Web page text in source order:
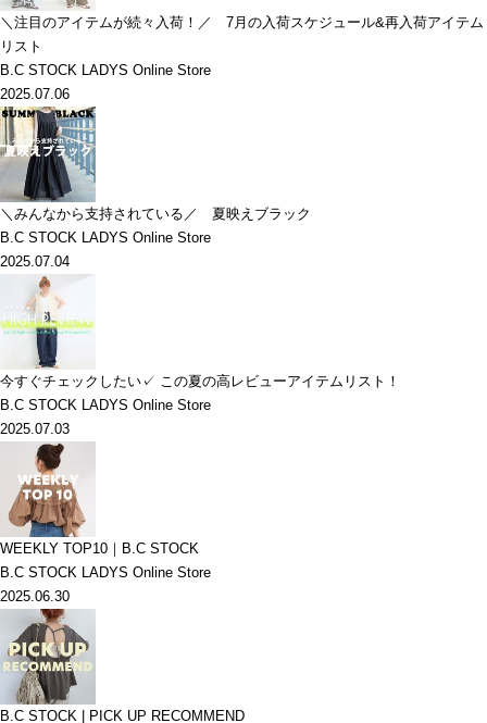
＼注目のアイテムが続々入荷！／ 7月の入荷スケジュール&再入荷アイテム
リスト
B.C STOCK LADYS Online Store
2025.07.06
＼みんなから支持されている／ 夏映えブラック
B.C STOCK LADYS Online Store
2025.07.04
今すぐチェックしたい✓ この夏の高レビューアイテムリスト！
B.C STOCK LADYS Online Store
2025.07.03
WEEKLY TOP10｜B.C STOCK
B.C STOCK LADYS Online Store
2025.06.30
B.C STOCK | PICK UP RECOMMEND